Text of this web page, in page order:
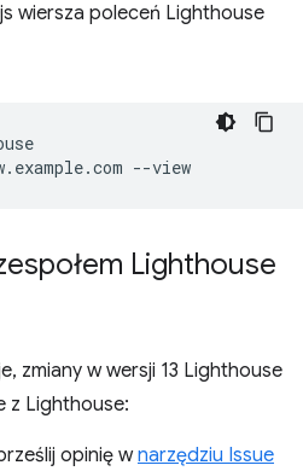
wiersza poleceń Lighthouse
Lighthouse
zmiany w wersji 13 Lighthouse
z Lighthouse:
opinię wnarzędziu Issue